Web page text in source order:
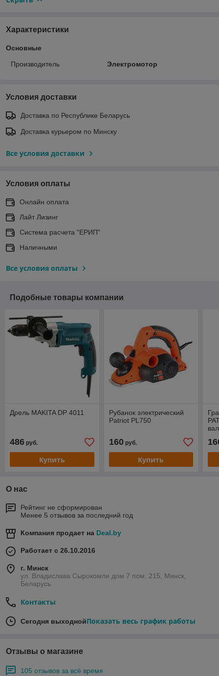
Характеристики
Основные
Производитель Электромотор
Условия доставки
Доставка по Республике Беларусь
Доставка курьером по Минску
Все условия доставки
Условия оплаты
Онлайн оплата
Лайт Лизинг
Система расчета "ЕРИП"
Наличными
Все условия оплаты
Подобные товары компании
Дрель MAKITA DP 4011
486 руб.
Купить
Рубанок электрический
Patriot PL750
160руб.
Купить
О нас
Рейтинг не сформирован
Менее 5 отзывов за последний год
Компания продает на Deal.by
Работает с 26.10.2016
г. Минск
ул. Владислава Сырокомли дом 7 пом. 215, Минск,
Беларусь
Контакты
Сегодня выходнойПоказать весь график работы
Отзывы о магазине
105 отзывов за всё время